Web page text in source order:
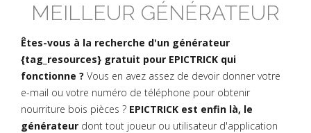
MEILLEUR GÉNÉRATEUR
Êtes-vous à la recherche d'un générateur
{tag_resources} gratuit pour EPICTRICK qui
fonctionne ? Vous en avez assez de devoir donner votre
e-mail ou votre numéro de téléphone pour obtenir
nourriture bois pièces ? EPICTRICK est enfin là, le
générateur dont tout joueur ou utilisateur d'application